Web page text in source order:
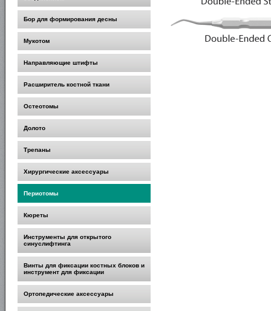
Бор для формирования десны
Мукотом
Направляющие штифты
Расширитель костной ткани
Остеотомы
Долото
Трепаны
Хирургические аксессуары
Периотомы
Кюреты
Инструменты для открытого
синуслифтинга
Винты для фиксации костных блоков и
инструмент для фиксации
Ортопедические аксессуары